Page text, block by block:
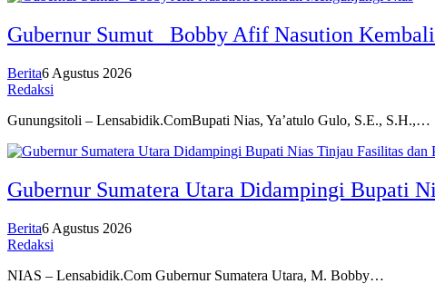
Gubernur Sumut Bobby Afif Nasution
Berita6 Agustus 2026
Redaksi
Gunungsitoli – Lensabidik.ComBupati Nias, Ya’atulo Gulo, S.E., S.H.,…
Gubernur Sumatera Utara Didampingi Bupati
Berita6 Agustus 2026
Redaksi
NIAS – Lensabidik.Com Gubernur Sumatera Utara, M. Bobby…